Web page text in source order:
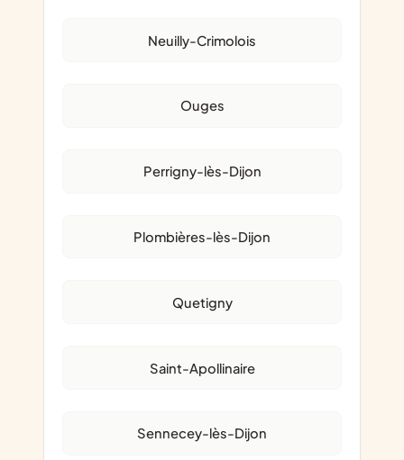
Neuilly-Crimolois
Ouges
Perrigny-lès-Dijon
Plombières-lès-Dijon
Quetigny
Saint-Apollinaire
Sennecey-lès-Dijon